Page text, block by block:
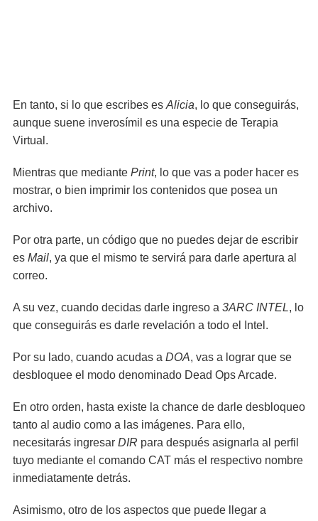
En tanto, si lo que escribes es Alicia, lo que conseguirás,
aunque suene inverosímil es una especie de Terapia
Virtual.
Mientras que mediante Print, lo que vas a poder hacer es
mostrar, o bien imprimir los contenidos que posea un
archivo.
Por otra parte, un código que no puedes dejar de escribir
es Mail, ya que el mismo te servirá para darle apertura al
correo.
A su vez, cuando decidas darle ingreso a 3ARC INTEL, lo
que conseguirás es darle revelación a todo el Intel.
Por su lado, cuando acudas a DOA, vas a lograr que se
desbloquee el modo denominado Dead Ops Arcade.
En otro orden, hasta existe la chance de darle desbloqueo
tanto al audio como a las imágenes. Para ello,
necesitarás ingresar DIR para después asignarla al perfil
tuyo mediante el comando CAT más el respectivo nombre
inmediatamente detrás.
Asimismo, otro de los aspectos que puede llegar a